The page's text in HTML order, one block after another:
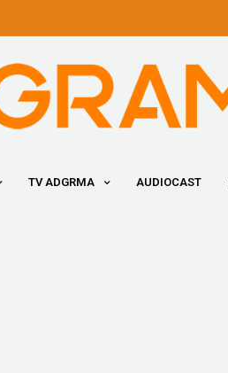
TV ADGRMA AUDIOCAST